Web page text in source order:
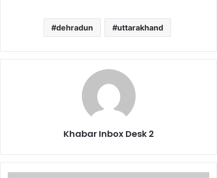
dehradun uttarakhand
Khabar Inbox Desk 2